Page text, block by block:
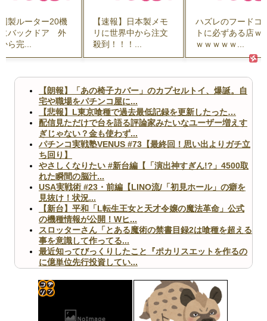
製ルーター20機
バックドア 外
ら完...
【速報】日本製メモ
リに世界中から注文
殺到！！！...
ハズレのフードコ
トに必ずある店ｗ
ｗｗｗｗｗ...
【朗報】「あの椅子カバー」のカプセルトイ、爆誕。自
宅や職場をパチンコ屋に...
【悲報】L東京喰種で過去最低記録を更新したった…
配信見ただけで台を語る評論家みたいなユーザー増えす
ぎじゃない？金も使わず...
パチンコ実戦塾VENUS #73【最終回！思い出よりガチ立
ち回り】
やさしくなりたい #新台編【「演出神すぎん!?」4500取
れた瞬間の脳汁...
USA実戦術 #23・前編【LINO流/「初見ホール」の癖を
見抜け！状況...
【新台】平和「L転生王女と天才令嬢の魔法革命」公式
の機種情報が公開！Wヒ...
スロッターさん「とある魔術の禁書目録2は喰種を超える
事を意識して作ってる...
最近知ってびっくりしたこと『ポカリスエットを作るの
に億単位先行投資してい...
ますｗ」←これどうす...
【閲覧注意】俺が近くにいると機械が壊れるんだけどさ
【画像】ペプシコーラ社、「こういうのでいいんだよ」
な新商品を発売